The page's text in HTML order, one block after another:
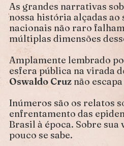
As grandes narrativas
nossa história alçadas ao
nacionais não raro
múltiplas dimensões
Amplamente lembrado
esfera pública na virada
Oswaldo Cruz não
Inúmeros são os relatos
enfrentamento das
Brasil à época. Sobre
pouco se sabe.